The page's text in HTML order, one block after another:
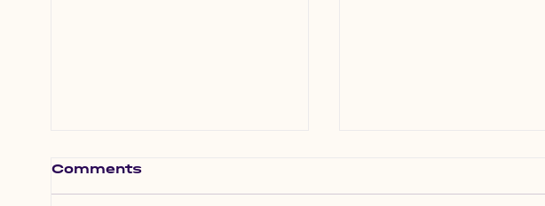
Comments